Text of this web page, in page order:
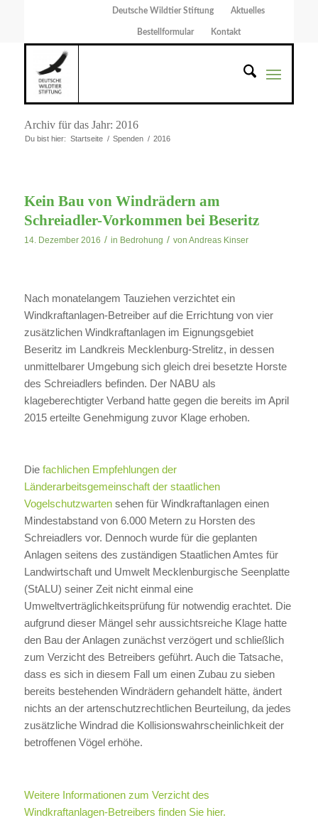
Deutsche Wildtier Stiftung Aktuelles
Bestellformular Kontakt
Archiv für das Jahr: 2016
Du bist hier: Startseite / Spenden / 2016
Kein Bau von Windrädern am
Schreiadler-Vorkommen bei Beseritz
14. Dezember 2016 / in Bedrohung / von Andreas Kinser
Nach monatelangem Tauziehen verzichtet ein
Windkraftanlagen-Betreiber auf die Errichtung von vier
zusätzlichen Windkraftanlagen im Eignungsgebiet
Beseritz im Landkreis Mecklenburg-Strelitz, in dessen
unmittelbarer Umgebung sich gleich drei besetzte Horste
des Schreiadlers befinden. Der NABU als
klageberechtigter Verband hatte gegen die bereits im April
2015 erteilte Genehmigung zuvor Klage erhoben.
Die fachlichen Empfehlungen der
Länderarbeitsgemeinschaft der staatlichen
Vogelschutzwartensehen für Windkraftanlagen einen
Mindestabstand von 6.000 Metern zu Horsten des
Schreiadlers vor. Dennoch wurde für die geplanten
Anlagen seitens des zuständigen Staatlichen Amtes für
Landwirtschaft und Umwelt Mecklenburgische Seenplatte
(StALU) seiner Zeit nicht einmal eine
Umweltverträglichkeitsprüfung für notwendig erachtet. Die
aufgrund dieser Mängel sehr aussichtsreiche Klage hatte
den Bau der Anlagen zunächst verzögert und schließlich
zum Verzicht des Betreibers geführt. Auch die Tatsache,
dass es sich in diesem Fall um einen Zubau zu sieben
bereits bestehenden Windrädern gehandelt hätte, ändert
nichts an der artenschutzrechtlichen Beurteilung, da jedes
zusätzliche Windrad die Kollisionswahrscheinlichkeit der
betroffenen Vögel erhöhe.
Weitere Informationen zum Verzicht des
Windkraftanlagen-Betreibers finden Sie hier.